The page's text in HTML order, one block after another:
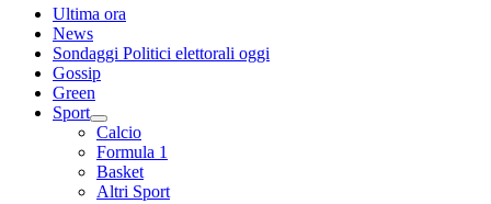
Ultima ora
News
Sondaggi Politici elettorali oggi
Gossip
Green
Sport
Calcio
Formula 1
Basket
Altri Sport